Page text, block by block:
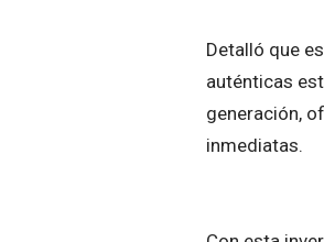
Detalló que
auténticas
generación,
inmediatas.